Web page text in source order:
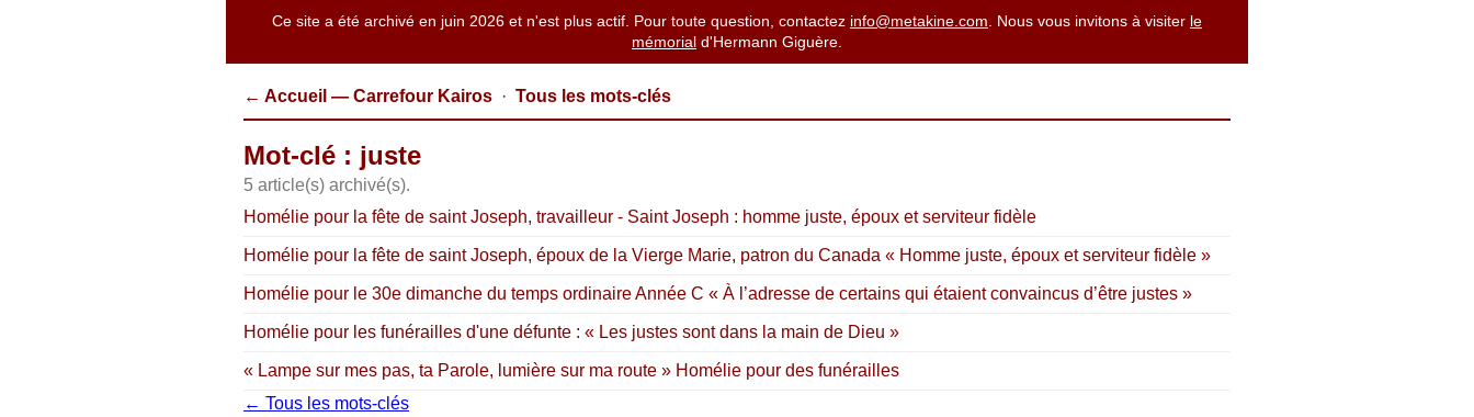
Ce site a été archivé en juin 2026 et n'est plus actif. Pour toute question, contactez info@metakine.com . Nous vous invitons à visiter le
mémorial d'Hermann Giguère.
← Accueil — Carrefour Kairos · Tous les mots-clés
Mot-clé : juste
5 article(s) archivé(s).
Homélie pour la fête de saint Joseph, travailleur - Saint Joseph : homme juste, époux et serviteur fidèle
Homélie pour la fête de saint Joseph, époux de la Vierge Marie, patron du Canada « Homme juste, époux et serviteur fidèle »
Homélie pour le 30e dimanche du temps ordinaire Année C « À l’adresse de certains qui étaient convaincus d’être justes »
Homélie pour les funérailles d'une défunte : « Les justes sont dans la main de Dieu »
« Lampe sur mes pas, ta Parole, lumière sur ma route » Homélie pour des funérailles
← Tous les mots-clés